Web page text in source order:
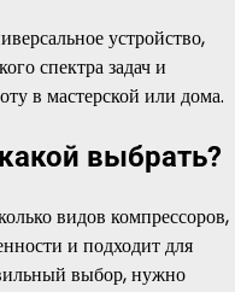
устройство,
спектра задач и
в мастерской или дома.
выбрать?
видов компрессоров,
и подходит для
выбор, нужно